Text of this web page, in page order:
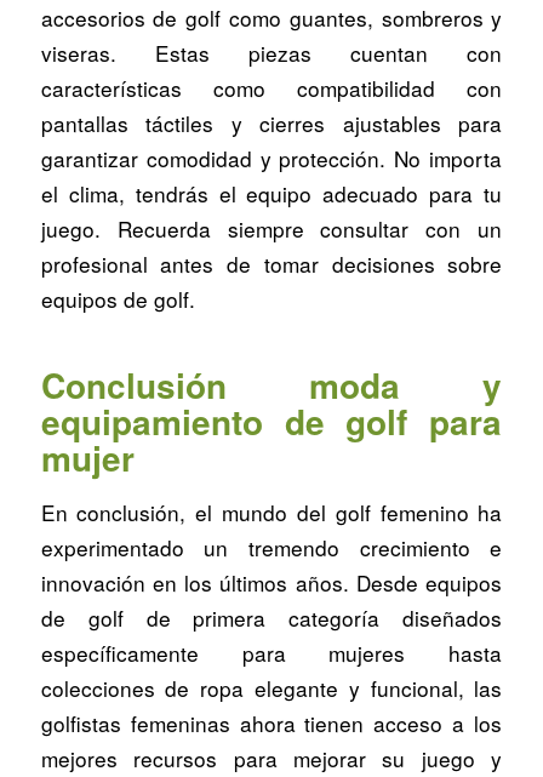
accesorios de golf como guantes, sombreros y
viseras. Estas piezas cuentan con
características como compatibilidad con
pantallas táctiles y cierres ajustables para
garantizar comodidad y protección. No importa
el clima, tendrás el equipo adecuado para tu
juego. Recuerda siempre consultar con un
profesional antes de tomar decisiones sobre
equipos de golf.
Conclusión moda y
equipamiento de golf para
mujer
En conclusión, el mundo del golf femenino ha
experimentado un tremendo crecimiento e
innovación en los últimos años. Desde equipos
de golf de primera categoría diseñados
específicamente para mujeres hasta
colecciones de ropa elegante y funcional, las
golfistas femeninas ahora tienen acceso a los
mejores recursos para mejorar su juego y